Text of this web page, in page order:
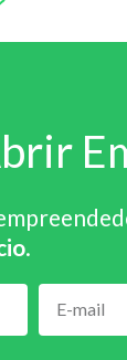
.